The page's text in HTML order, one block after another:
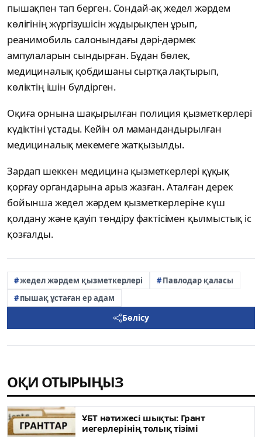
пышақпен тап берген. Сондай-ақ жедел жәрдем
көлігінің жүргізушісін жұдырықпен ұрып,
реанимобиль салонындағы дәрі-дәрмек
ампулаларын сындырған. Бұдан бөлек,
медициналық қобдишаны сыртқа лақтырып,
көліктің ішін бүлдірген.
Оқиға орнына шақырылған полиция қызметкерлері
күдіктіні ұстады. Кейін ол мамандандырылған
медициналық мекемеге жатқызылды.
Зардап шеккен медицина қызметкерлері құқық
қорғау органдарына арыз жазған. Аталған дерек
бойынша жедел жәрдем қызметкерлеріне күш
қолдану және қауіп төндіру фактісімен қылмыстық іс
қозғалды.
жедел жәрдем қызметкерлері
Павлодар қаласы
пышақ ұстаған ер адам
Бөлісу
ОҚИ ОТЫРЫҢЫЗ
ҰБТ нәтижесі шықты: Грант
иегерлерінің толық тізімі